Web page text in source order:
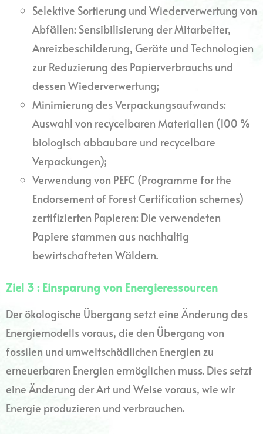
Selektive Sortierung und Wiederverwertung von
Abfällen: Sensibilisierung der Mitarbeiter,
Anreizbeschilderung, Geräte und Technologien
zur Reduzierung des Papierverbrauchs und
dessen Wiederverwertung;
Minimierung des Verpackungsaufwands:
Auswahl von recycelbaren Materialien (100 %
biologisch abbaubare und recycelbare
Verpackungen);
Verwendung von PEFC (Programme for the
Endorsement of Forest Certification schemes)
zertifizierten Papieren: Die verwendeten
Papiere stammen aus nachhaltig
bewirtschafteten Wäldern.
Ziel 3 : Einsparung von Energieressourcen
Der ökologische Übergang setzt eine Änderung des
Energiemodells voraus, die den Übergang von
fossilen und umweltschädlichen Energien zu
erneuerbaren Energien ermöglichen muss. Dies setzt
eine Änderung der Art und Weise voraus, wie wir
Energie produzieren und verbrauchen.